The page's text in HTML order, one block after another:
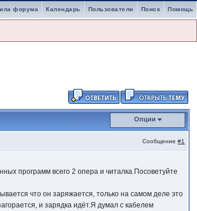
Помощь
Поиск
Пользователи
Календарь
форума
Опции
Сообщение#1
программ всего 2 опера и читалка.Посоветуйте
что он заряжается, только на самом деле это
и зарядка идёт.Я думал с кабелем